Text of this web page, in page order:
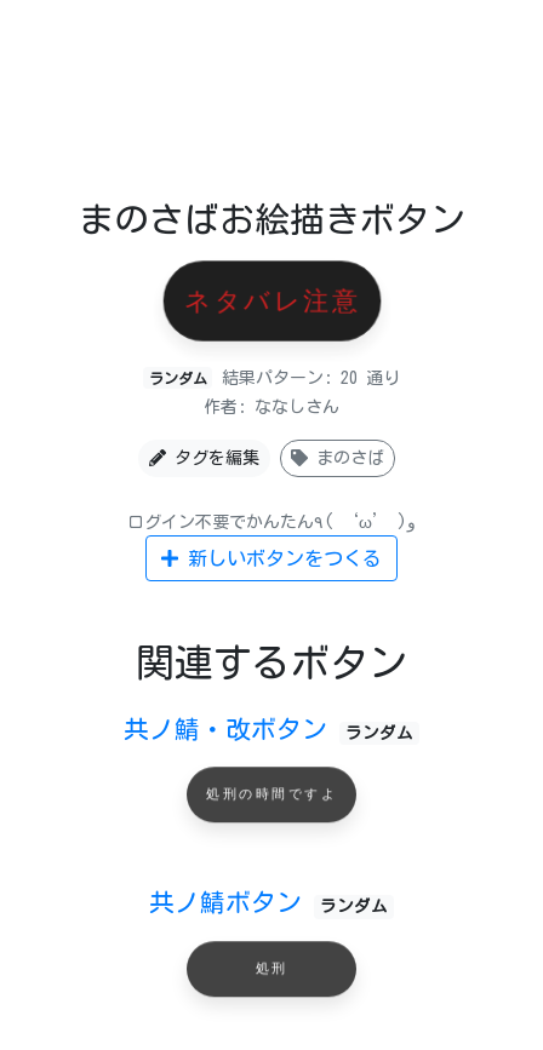
まのさばお絵描きボタン
ネタバレ注意
ランダム
結果パターン: 20 通り
作者: ななしさん
タグを編集 まのさば
ログイン不要でかんたん٩( ‘ω’ )و
新しいボタンをつくる
関連するボタン
共ノ鯖・改ボタン ランダム
処刑の時間ですよ
共ノ鯖ボタン ランダム
処刑